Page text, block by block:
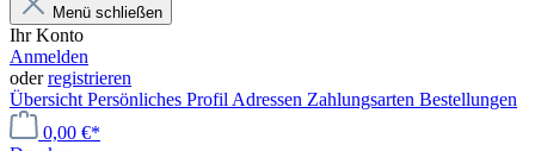
Menü schließen
Ihr Konto
Anmelden
oderregistrieren
Übersicht Persönliches Profil Adressen Zahlungsarten Bestellungen
0,00 €*